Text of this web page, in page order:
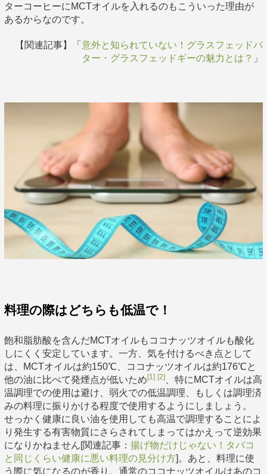
ターコーヒーにMCTオイルを入れるのもこういった理由が
あるからなのです。
【関連記事】「意外と知られていない！グラスフェッドバ
ター・グラスフェッドギーの魅力とは？ 」
料理の際はどちらも低温で！
飽和脂肪酸を含んだMCTオイルもココナッツオイルも酸化
しにくく安定しています。一方、気を付けるべき点として
は、MCTオイルは約150℃、ココナッツオイルは約176℃と
他の油に比べて発煙点が低いため [1] [2]、特にMCTオイルは高
温調理での使用は避け、弱火での低温調理、もしくは調理済
みの料理に振りかける程度で使用するようにしましょう。
せっかく健康に良い油を使用しても高温で調理することによ
り発生する有害物質にさらされてしまってはかえって逆効果
になりかねません[関連記事： 揚げ物だけじゃない！タバコ
と同じくらい健康に悪い料理の見分け方]。あと、料理に使
う際に気になるのが香り。通常のココナッツオイルはあのコ